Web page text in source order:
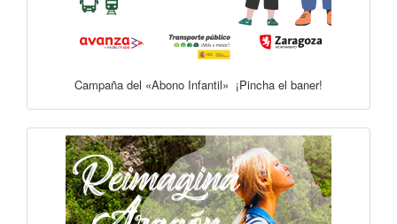
Campaña del «Abono Infantil» ¡Pincha el baner!